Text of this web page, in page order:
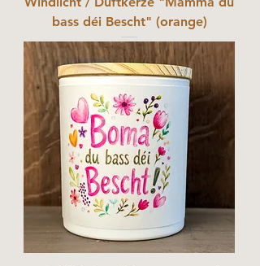
bass déi Bescht" (orange)